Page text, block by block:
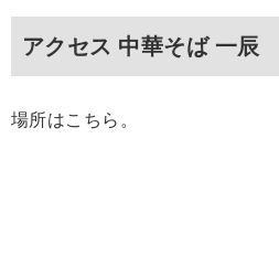
アクセス 中華そば 一辰
場所はこちら。